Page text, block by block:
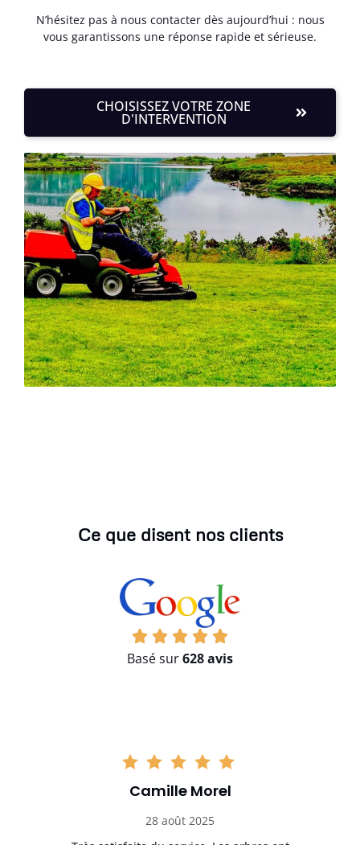
N’hésitez pas à nous contacter dès aujourd’hui : nous
vous garantissons une réponse rapide et sérieuse.
CHOISISSEZ VOTRE ZONE
D'INTERVENTION
Ce que disent nos clients
Basé sur628 avis
Camille Morel
28 août 2025